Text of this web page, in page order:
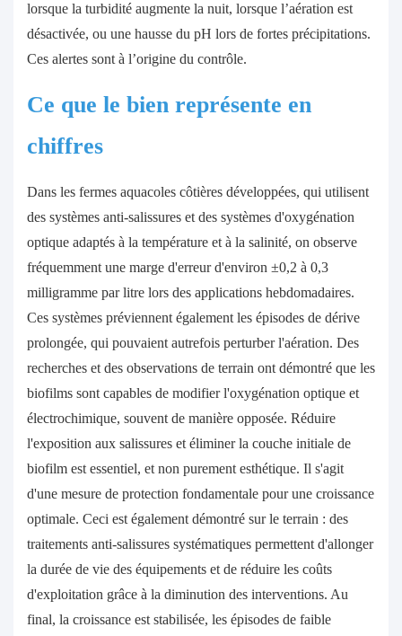
lorsque la turbidité augmente la nuit, lorsque l’aération est
désactivée, ou une hausse du pH lors de fortes précipitations.
Ces alertes sont à l’origine du contrôle.
Ce que le bien représente en
chiffres
Dans les fermes aquacoles côtières développées, qui utilisent
des systèmes anti-salissures et des systèmes d'oxygénation
optique adaptés à la température et à la salinité, on observe
fréquemment une marge d'erreur d'environ ±0,2 à 0,3
milligramme par litre lors des applications hebdomadaires.
Ces systèmes préviennent également les épisodes de dérive
prolongée, qui pouvaient autrefois perturber l'aération. Des
recherches et des observations de terrain ont démontré que les
biofilms sont capables de modifier l'oxygénation optique et
électrochimique, souvent de manière opposée. Réduire
l'exposition aux salissures et éliminer la couche initiale de
biofilm est essentiel, et non purement esthétique. Il s'agit
d'une mesure de protection fondamentale pour une croissance
optimale. Ceci est également démontré sur le terrain : des
traitements anti-salissures systématiques permettent d'allonger
la durée de vie des équipements et de réduire les coûts
d'exploitation grâce à la diminution des interventions. Au
final, la croissance est stabilisée, les épisodes de faible